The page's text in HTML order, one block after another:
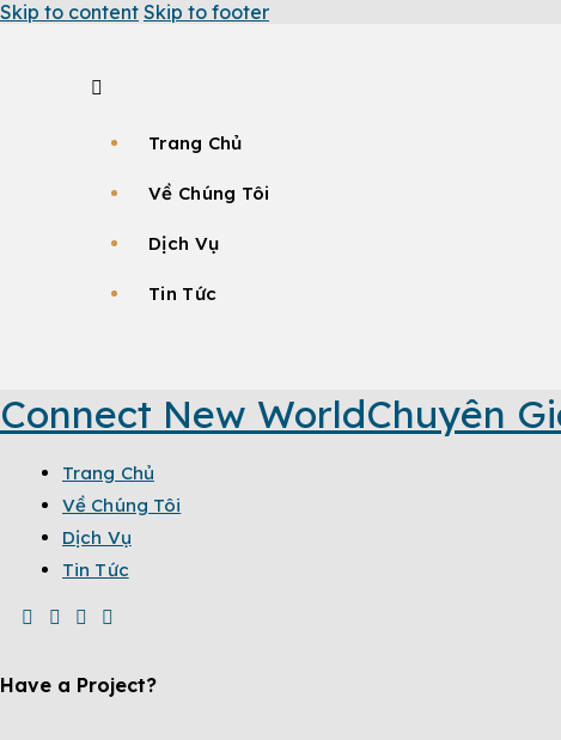
Skip to content Skip to footer
Trang Chủ
Về Chúng Tôi
Dịch Vụ
Tin Tức
Connect New WorldChuyên
Trang Chủ
Về Chúng Tôi
Dịch Vụ
Tin Tức
Have a Project?